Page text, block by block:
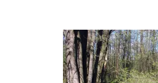
Publikationen
Impressionen